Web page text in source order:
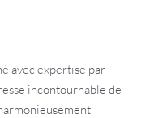
avec expertise par
incontournable de